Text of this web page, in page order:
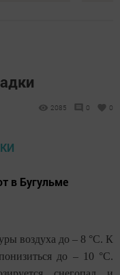
2085 0 0
в Бугульме
воздуха до – 8 °C. К
до – 10 °C.